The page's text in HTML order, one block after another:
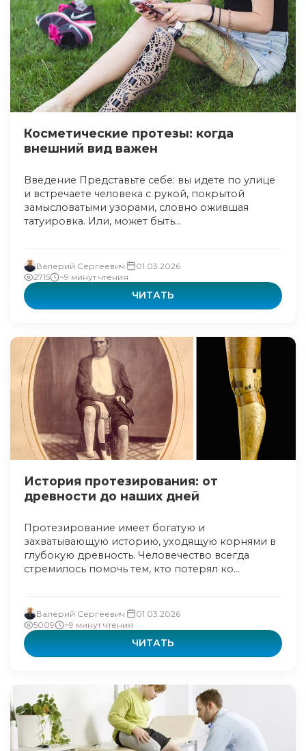
Косметические протезы: когда
внешний вид важен
Введение Представьте себе: вы идете по улице
и встречаете человека с рукой, покрытой
замысловатыми узорами, словно ожившая
татуировка. Или, может быть...
Валерий Сергеевич
01.03.2026
2715
~9 минут чтения
ЧИТАТЬ
История протезирования: от
древности до наших дней
Протезирование имеет богатую и
захватывающую историю, уходящую корнями в
глубокую древность. Человечество всегда
стремилось помочь тем, кто потерял ко...
Валерий Сергеевич
01.03.2026
5009
~9 минут чтения
ЧИТАТЬ